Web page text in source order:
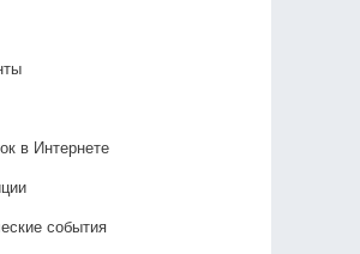
в Интернете
события